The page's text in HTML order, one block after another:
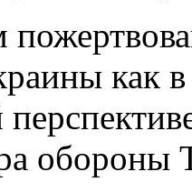
как в
обороны